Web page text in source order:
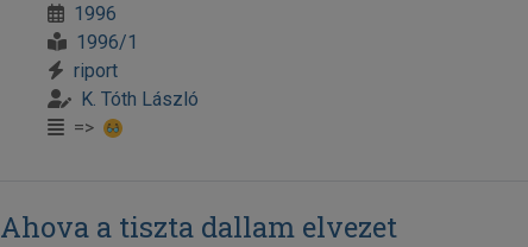
1996
1996/1
riport
K. Tóth László
=>
Ahova a tiszta dallam elvezet